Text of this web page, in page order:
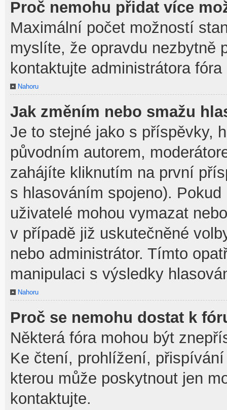
Proč nemohu přidat více
Maximální počet možností
myslíte, že opravdu nezbytně
kontaktujte administrátora
Nahoru
Jak změním nebo smažu
Je to stejné jako s příspěvky,
původním autorem,
zahájíte kliknutím na první
s hlasováním spojeno).
uživatelé mohou vymazat
v případě již uskutečněné
nebo administrátor. Tímto
manipulaci s výsledky
Nahoru
Proč se nemohu dostat k
Některá fóra mohou být
Ke čtení, prohlížení,
kterou může poskytnout jen
kontaktujte.